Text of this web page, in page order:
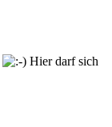
Hier darf sich